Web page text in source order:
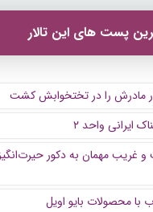
پست های این تالار
مادرش را در تختخوابش کشت
ایرانی واحد ۲
غریب مهمان به دکور
با محصولات بایو اویل